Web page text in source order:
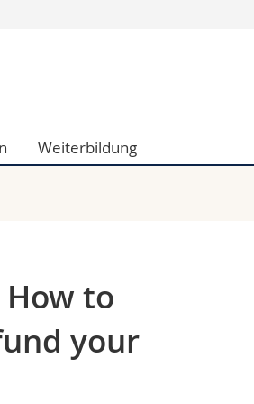
Mitarbeitende
Weiterbildung
to
your